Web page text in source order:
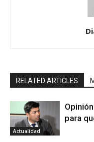
RELATED ARTICLES
Actualidad
para